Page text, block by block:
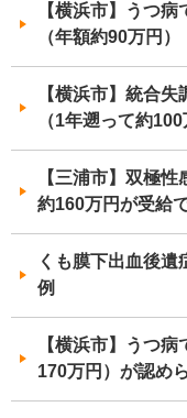
【横浜市】うつ
（年額約90万円）
【横浜市】統合
（1年遡って約
【三浦市】双極
約160万円が受給
くも膜下出血後
例
【横浜市】うつ
170万円）が認め